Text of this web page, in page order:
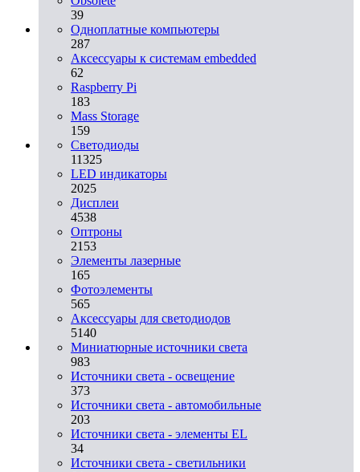
39
Одноплатные компьютеры
287
Аксессуары к системам embedded
62
Raspberry Pi
183
Mass Storage
159
Светодиоды
11325
LED индикаторы
2025
Дисплеи
4538
Оптроны
2153
Элементы лазерные
165
Фотоэлементы
565
Аксессуары для светодиодов
5140
Миниатюрные источники света
983
Источники света - освещение
373
Источники света - автомобильные
203
Источники света - элементы EL
34
Источники света - светильники